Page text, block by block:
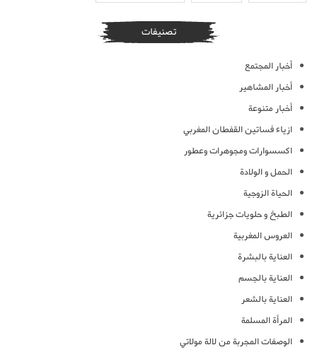
تصنيفات
أخبار المجتمع
أخبار المشاهير
أخبار متنوعة
ازياء فساتين القفطان المغربي
اكسسوارات ومجوهرات وعطور
الحمل و الولادة
الحياة الزوجية
الطبخ و حلويات جزائرية
العروس المغربية
العناية بالبشرة
العناية بالجسم
العناية بالشعر
المرأة المسلمة
الوصفات المجربة من لالة مولاتي